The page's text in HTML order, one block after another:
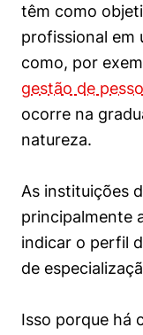
têm como
profissional em
como, por
gestão de
ocorre na
natureza.
As instituições
principalmente
indicar o perfil
de
Isso porque há